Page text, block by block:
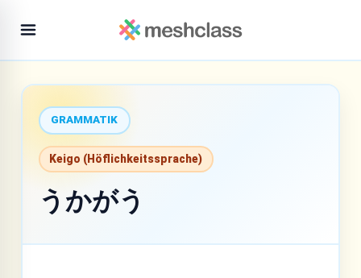
GRAMMATIK
Keigo (Höflichkeitssprache)
うかがう